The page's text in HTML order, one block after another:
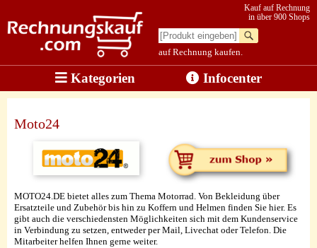
auf Rechnung kaufen.
Kauf auf Rechnung
in über 900 Shops
Kategorien Infocenter
Moto24
MOTO24.DE bietet alles zum Thema Motorrad. Von Bekleidung über
Ersatzteile und Zubehör bis hin zu Koffern und Helmen finden Sie hier. Es
gibt auch die verschiedensten Möglichkeiten sich mit dem Kundenservice
in Verbindung zu setzen, entweder per Mail, Livechat oder Telefon. Die
Mitarbeiter helfen Ihnen gerne weiter.